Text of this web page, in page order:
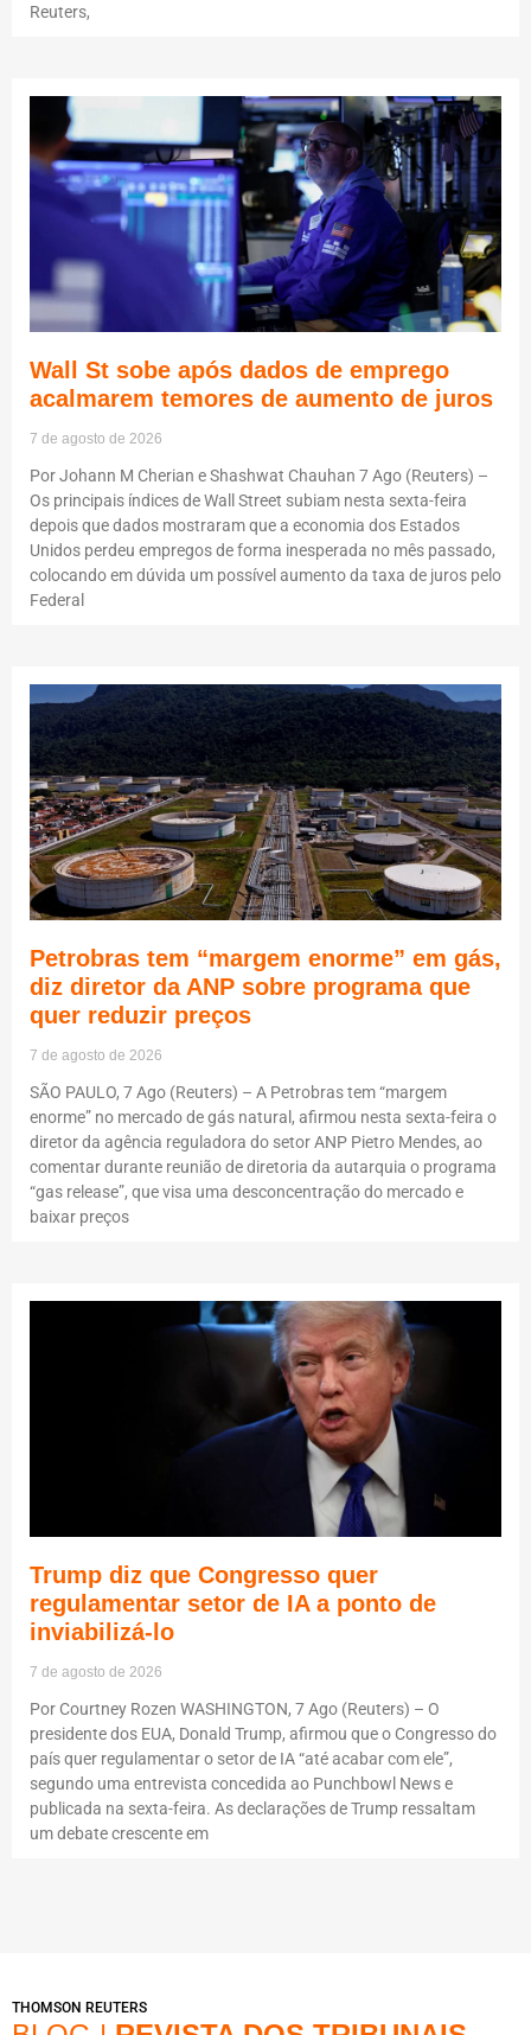
Reuters,
Wall St sobe após dados de emprego
acalmarem temores de aumento de juros
7 de agosto de 2026
Por Johann M Cherian e Shashwat Chauhan 7 Ago (Reuters) –
Os principais índices de Wall Street subiam nesta sexta-feira
depois que dados mostraram que a economia dos Estados
Unidos perdeu empregos de forma inesperada no mês passado,
colocando em dúvida um possível aumento da taxa de juros pelo
Federal
Petrobras tem “margem enorme” em gás,
diz diretor da ANP sobre programa que
quer reduzir preços
7 de agosto de 2026
SÃO PAULO, 7 Ago (Reuters) – A Petrobras tem “margem
enorme” no mercado de gás natural, afirmou nesta sexta-feira o
diretor da agência reguladora do setor ANP Pietro Mendes, ao
comentar durante reunião de diretoria da autarquia o programa
“gas release”, que visa uma desconcentração do mercado e
baixar preços
Trump diz que Congresso quer
regulamentar setor de IA a ponto de
inviabilizá-lo
7 de agosto de 2026
Por Courtney Rozen WASHINGTON, 7 Ago (Reuters) – O
presidente dos EUA, Donald Trump, afirmou que o Congresso do
país quer regulamentar o setor de IA “até acabar com ele”,
segundo uma entrevista concedida ao Punchbowl News e
publicada na sexta-feira. As declarações de Trump ressaltam
um debate crescente em
THOMSON REUTERS